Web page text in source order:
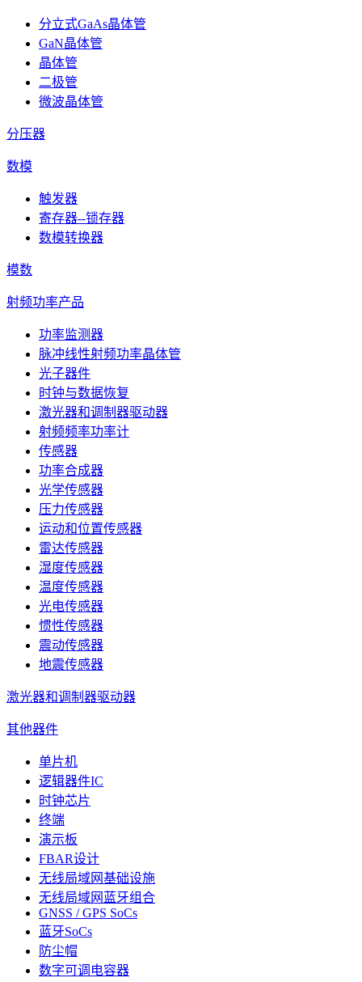
分立式GaAs晶体管
GaN晶体管
晶体管
二极管
微波晶体管
分压器
数模
触发器
寄存器--锁存器
数模转换器
模数
射频功率产品
功率监测器
脉冲线性射频功率晶体管
光子器件
时钟与数据恢复
激光器和调制器驱动器
射频频率功率计
传感器
功率合成器
光学传感器
压力传感器
运动和位置传感器
雷达传感器
湿度传感器
温度传感器
光电传感器
惯性传感器
震动传感器
地震传感器
激光器和调制器驱动器
其他器件
单片机
逻辑器件IC
时钟芯片
终端
演示板
FBAR设计
无线局域网基础设施
无线局域网蓝牙组合
GNSS / GPS SoCs
蓝牙SoCs
防尘帽
数字可调电容器